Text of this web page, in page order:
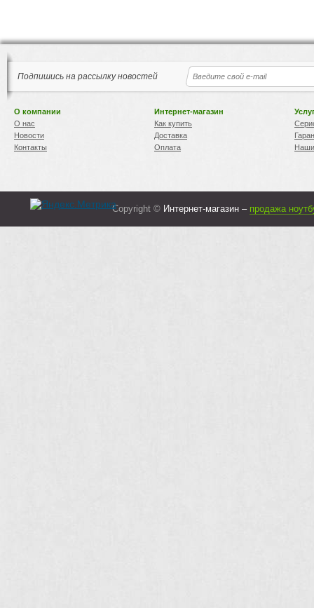
Подпишись на рассылку новостей
О компании
О нас
Новости
Контакты
Интернет-магазин
Как купить
Доставка
Оплата
Copyright © Интернет-магазин – продажа